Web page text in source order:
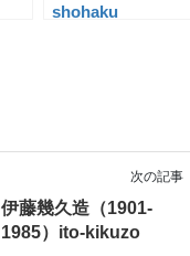
shohaku
次の記事
伊藤幾久造（1901-
1985）ito-kikuzo